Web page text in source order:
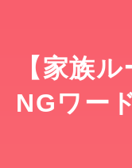
【家族
NGワー